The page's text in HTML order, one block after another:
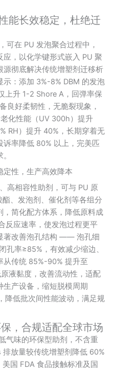
能长效稳定，杜绝迁
可在 PU 发泡聚合过程中，
，以化学键形式嵌入 PU 聚
彻底解决传统增塑剂迁移析
：添加 3%-8% DBM 的发泡
上升 1-2 Shore A，回弹率保
好柔韧性，无脆裂现象，
化性能（UV 300h）提升
RH）提升 40%，长期穿着无
率降低 80% 以上，完美匹
定性，生产高效降本
高相容性助剂，可与 PU 原
、发泡剂、催化剂等各组分
，简化配方体系，降低原料成
反应速率，使发泡过程更平
著改善泡孔结构 —— 泡孔细
率≥85%，有效减少缩边、
从传统 85%-90% 提升至
液黏度，改善流动性，适配
产设备，缩短脱模周期
降低批次间性能波动，满足规
，合规适配全球市场
气味的环保型助剂，不含重
放量较传统增塑剂降低 60%
国 FDA 食品接触标准及国